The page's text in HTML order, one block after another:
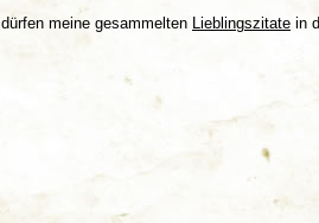
meine gesammelten Lieblingszitate in